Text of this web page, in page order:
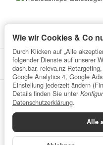
Datenschutz AGB
Batteriegesetzhinweise
*Alle Preise inkl.
Wie wir Cookies & Co
Durch Klicken auf „Alle
folgender Dienste auf unserer
dash.bar, releva.nz
Google Analytics 4, Google
Einstellung jederzeit ändern
Details finden Sie unter
Datenschutzerklärung.
Alle